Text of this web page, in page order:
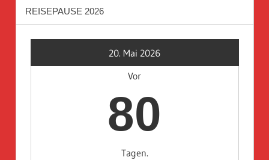
REISEPAUSE 2026
20. Mai 2026
Vor
80
Tagen.